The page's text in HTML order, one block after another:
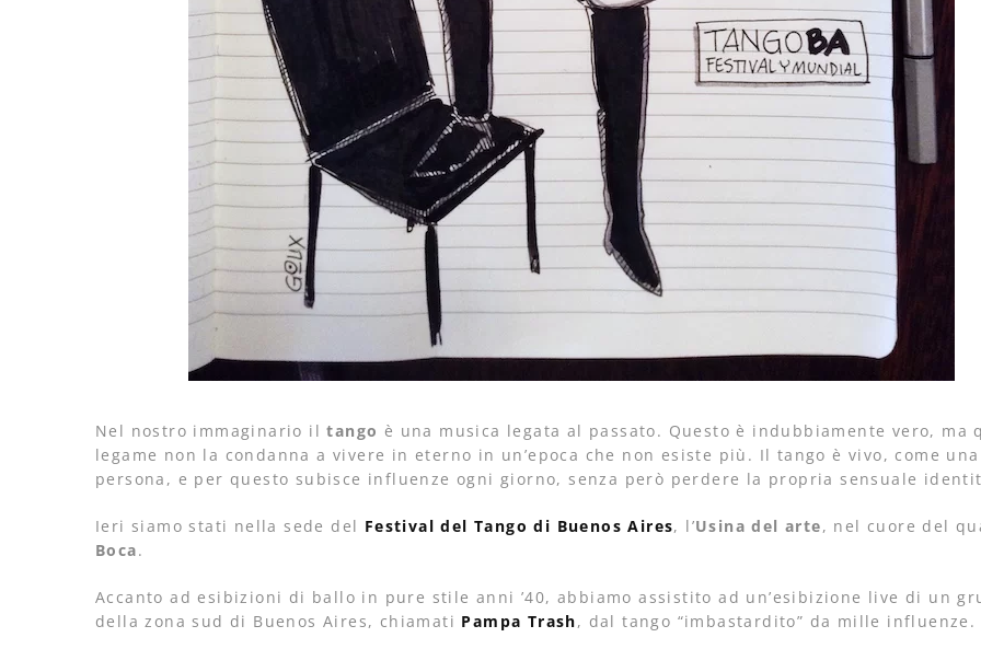
Nel nostro immaginario iltango è una musica legata al passato. Questo è indubbiamente vero, ma
legame non la condanna a vivere in eterno in un’epoca che non esiste più. Il tango è vivo, come una
persona, e per questo subisce influenze ogni giorno, senza però perdere la propria sensuale
Ieri siamo stati nella sede del Festival del Tango di Buenos Aires, l’Usina del arte, nel cuore del
Boca.
Accanto ad esibizioni di ballo in pure stile anni ’40, abbiamo assistito ad un’esibizione live di un
della zona sud di Buenos Aires, chiamati Pampa Trash, dal tango “imbastardito” da mille influenze.